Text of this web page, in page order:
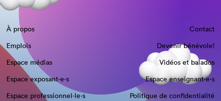
À propos
Contact
Emplois
Devenir bénévole!
Espace médias
Vidéos et balados
Espace exposant·e⋅s
Espace enseignant·e⋅s
Espace professionnel·le⋅s
Politique de confidentialité